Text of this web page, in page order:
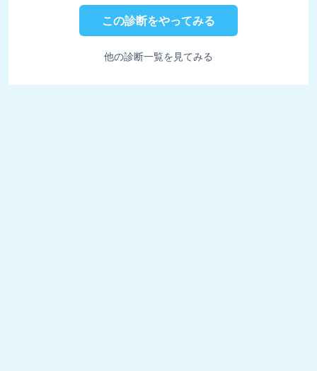
この診断をやってみる
他の診断一覧を見てみる